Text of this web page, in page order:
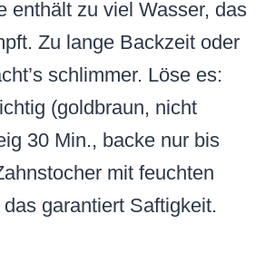
g Kokosöl oder vegane
(bräunen wie Butter).
Eier (2 EL gemahlene
Wasser, 10 Min. quellen).
(ohne Milch). Ergebnis:
nussiger Geschmack